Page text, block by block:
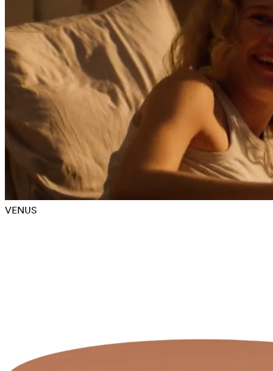
VENUS